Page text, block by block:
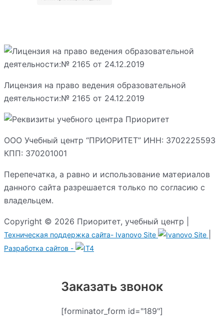
Лицензия на право ведения образовательной
деятельности:№ 2165 от 24.12.2019
ООО Учебный центр “ПРИОРИТЕТ” ИНН: 3702225593
КПП: 370201001
Перепечатка, а равно и использование материалов
данного сайта разрешается только по согласию с
владельцем.
Copyright © 2026 Приоритет, учебный центр |
Техническая поддержка сайта- Ivanovo Site
Разработка сайтов -
Заказать звонок
[forminator_form id="189"]